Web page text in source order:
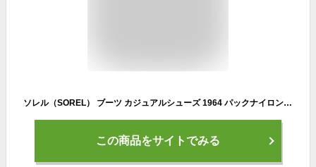
ソレル（SOREL） ブーツ カジュアルシューズ 1964 パックナイロン ウォータープルーフ NM5189 256（ブラウン/２６．０/Men's）
この商品をサイトでみる